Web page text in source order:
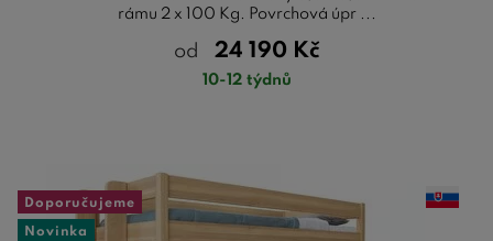
rámu 2 x 100 Kg. Povrchová úpr ...
od 24 190 Kč
10-12 týdnů
Doporučujeme
Novinka